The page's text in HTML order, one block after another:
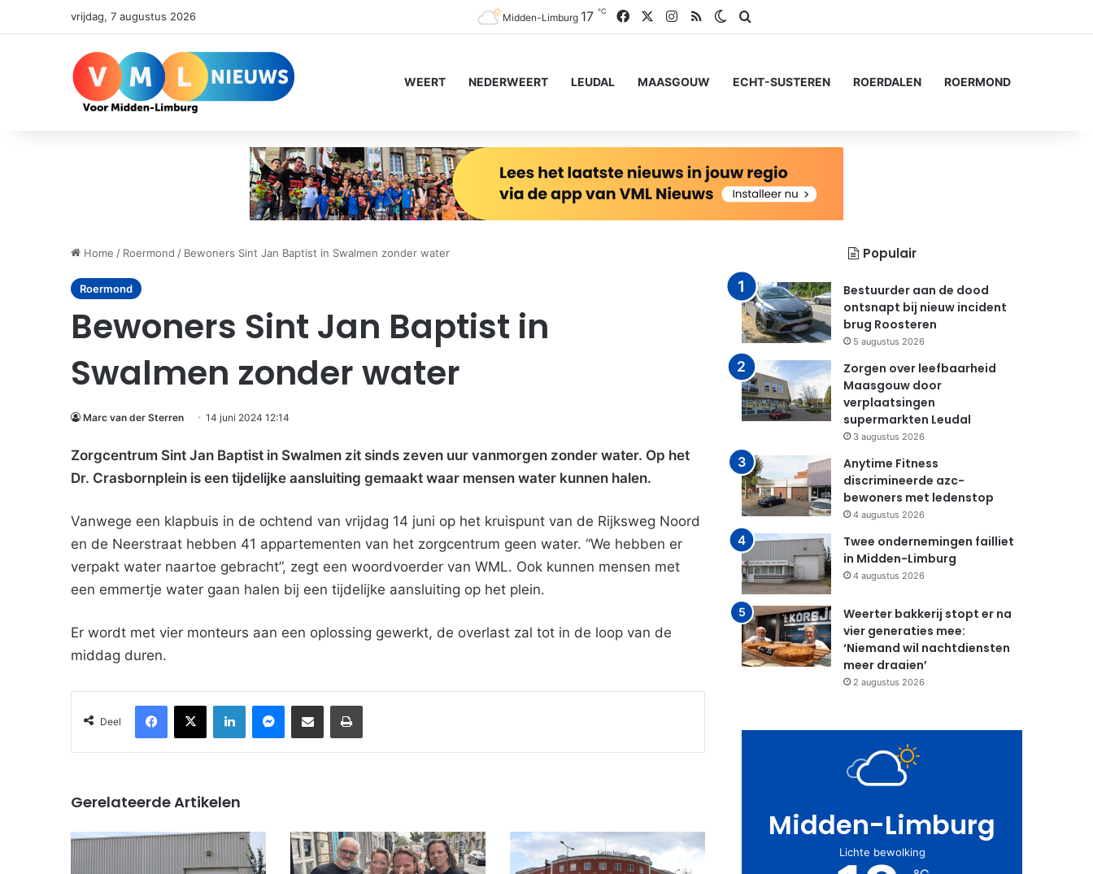
vrijdag, 7 augustus 2026 Midden-Limburg 17 ℃ FacebookInstagram
RSS Switch skin
WEERT NEDERWEERT LEUDAL MAASGOUW ECHT-SUSTEREN ROERDALEN ROERMOND
Home / Roermond / Bewoners Sint Jan Baptist in Swalmen zonder water
Roermond
Bewoners Sint Jan Baptist in
Swalmen zonder water
Marc van der Sterren 14 juni 2024 12:14
Zorgcentrum Sint Jan Baptist in Swalmen zit sinds zeven uur vanmorgen zonder water. Op het
Dr. Crasbornplein is een tijdelijke aansluiting gemaakt waar mensen water kunnen halen.
Vanwege een klapbuis in de ochtend van vrijdag 14 juni op het kruispunt van de Rijksweg Noord
en de Neerstraat hebben 41 appartementen van het zorgcentrum geen water. “We hebben er
verpakt water naartoe gebracht”, zegt een woordvoerder van WML. Ook kunnen mensen met
een emmertje water gaan halen bij een tijdelijke aansluiting op het plein.
Er wordt met vier monteurs aan een oplossing gewerkt, de overlast zal tot in de loop van de
middag duren.
Deel
Facebook
X LinkedInMessenger
Deel via Email Print
Gerelateerde Artikelen
Populair
Bestuurder aan de dood
ontsnapt bij nieuw incident
brug Roosteren
5 augustus 2026
Zorgen over leefbaarheid
Maasgouw door
verplaatsingen
supermarkten Leudal
3 augustus 2026
Anytime Fitness
discrimineerde azc-
bewoners met ledenstop
4 augustus 2026
Twee ondernemingen failliet
in Midden-Limburg
4 augustus 2026
Weerter bakkerij stopt er na
vier generaties mee:
‘Niemand wil nachtdiensten
meer draaien’
2 augustus 2026
Midden-Limburg
Lichte bewolking